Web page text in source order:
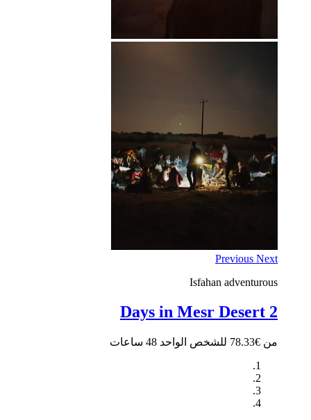
Previous Next
Isfahan adventurous
2 Days in Mesr Desert
من €78.33 للشخص الواحد 48 ساعات